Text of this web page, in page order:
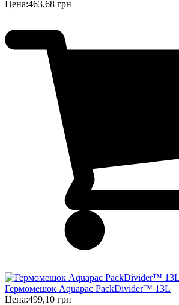
Цена:463,68 грн
Гермомешок Aquapac PackDivider™ 13L
Цена:499,10 грн